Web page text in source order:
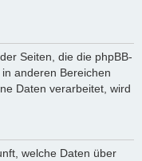
Seiten, die die phpBB-
anderen Bereichen
Daten verarbeitet, wird
welche Daten über